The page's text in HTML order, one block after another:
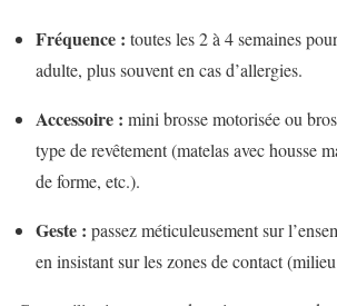
Fréquence : toutes les 2 à 4 semaines
adulte, plus souvent en cas d’allergies.
Accessoire : mini brosse motorisée ou
type de revêtement (matelas avec housse
de forme, etc.).
Geste : passez méticuleusement sur
en insistant sur les zones de contact